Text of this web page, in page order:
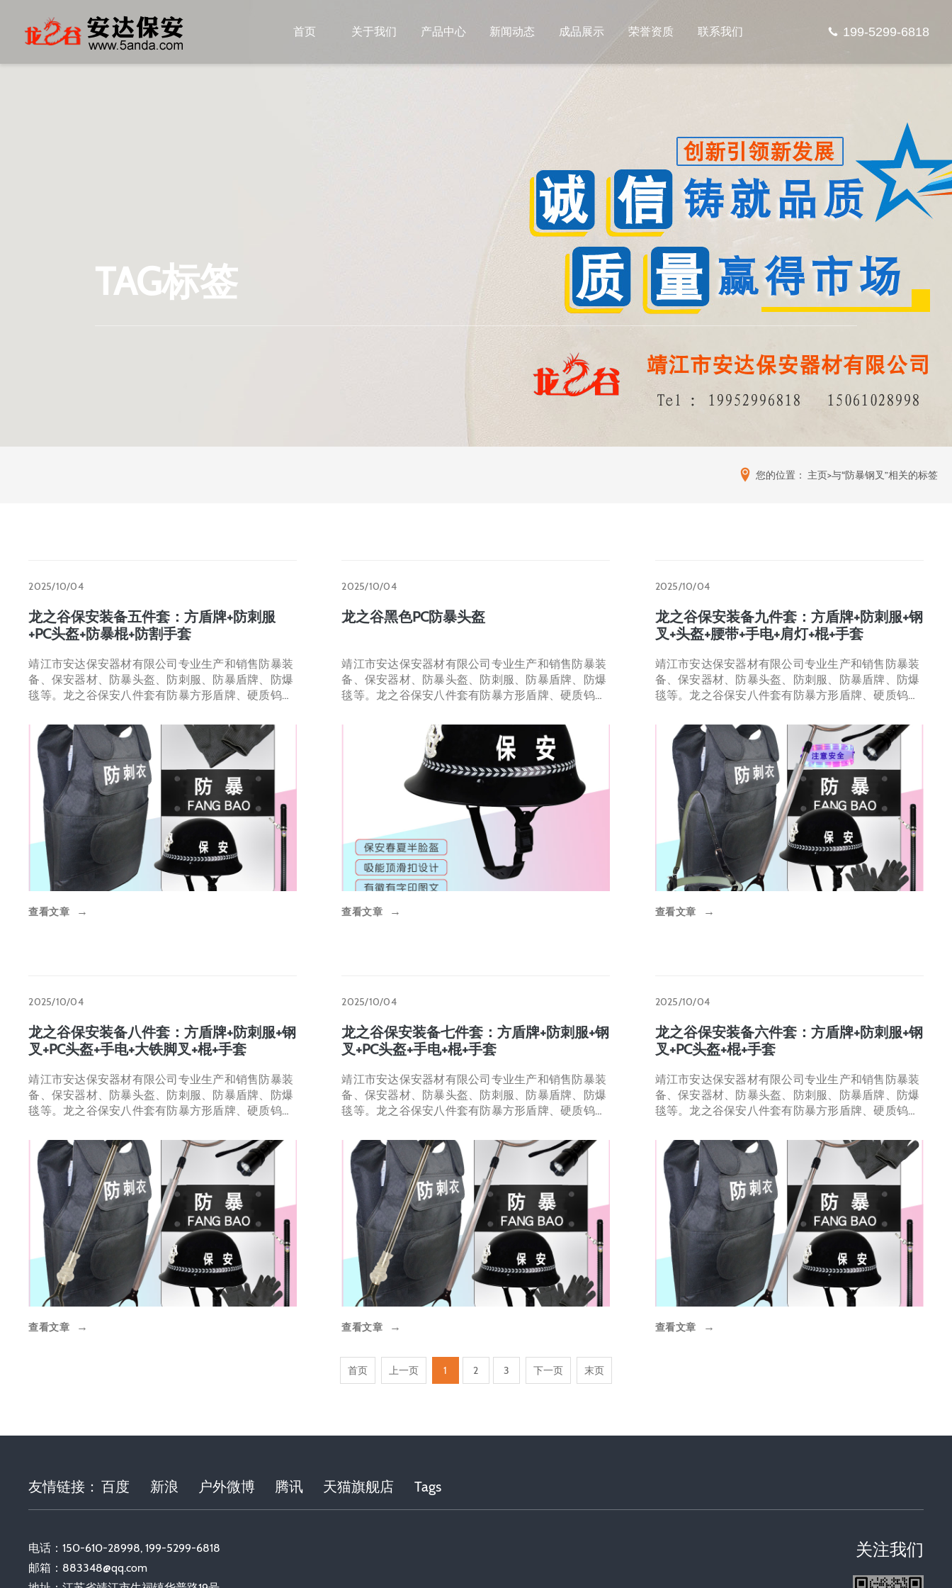
首页 关于我们 产品中心 新闻动态 成品展示 荣誉资质 联系我们 199-5299-6818
TAG标签
您的位置： 主页>与“防暴钢叉”相关的标签
2025/10/04
龙之谷保安装备五件套：方盾牌+防刺服
+PC头盔+防暴棍+防割手套
靖江市安达保安器材有限公司专业生产和销售防暴装
备、保安器材、防暴头盔、防刺服、防暴盾牌、防爆
毯等。龙之谷保安八件套有防暴方形盾牌、硬质钨钢
查看文章 →
2025/10/04
龙之谷黑色PC防暴头盔
靖江市安达保安器材有限公司专业生产和销售防暴装
备、保安器材、防暴头盔、防刺服、防暴盾牌、防爆
毯等。龙之谷保安八件套有防暴方形盾牌、硬质钨钢
查看文章 →
2025/10/04
龙之谷保安装备九件套：方盾牌+防刺服+钢
叉+头盔+腰带+手电+肩灯+棍+手套
靖江市安达保安器材有限公司专业生产和销售防暴装
备、保安器材、防暴头盔、防刺服、防暴盾牌、防爆
毯等。龙之谷保安八件套有防暴方形盾牌、硬质钨钢
查看文章 →
2025/10/04
龙之谷保安装备八件套：方盾牌+防刺服+钢
叉+PC头盔+手电+大铁脚叉+棍+手套
靖江市安达保安器材有限公司专业生产和销售防暴装
备、保安器材、防暴头盔、防刺服、防暴盾牌、防爆
毯等。龙之谷保安八件套有防暴方形盾牌、硬质钨钢
查看文章 →
2025/10/04
龙之谷保安装备七件套：方盾牌+防刺服+钢
叉+PC头盔+手电+棍+手套
靖江市安达保安器材有限公司专业生产和销售防暴装
备、保安器材、防暴头盔、防刺服、防暴盾牌、防爆
毯等。龙之谷保安八件套有防暴方形盾牌、硬质钨钢
查看文章 →
2025/10/04
龙之谷保安装备六件套：方盾牌+防刺服+钢
叉+PC头盔+棍+手套
靖江市安达保安器材有限公司专业生产和销售防暴装
备、保安器材、防暴头盔、防刺服、防暴盾牌、防爆
毯等。龙之谷保安八件套有防暴方形盾牌、硬质钨钢
查看文章 →
首页 上一页 1 2 3 下一页 末页
友情链接： 百度 新浪 户外微博 腾讯 天猫旗舰店 Tags
电话：150-610-28998, 199-5299-6818
邮箱： 883348@qq.com
关注我们